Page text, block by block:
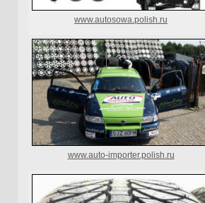
www.autosowa.polish.ru
www.auto-importer.polish.ru